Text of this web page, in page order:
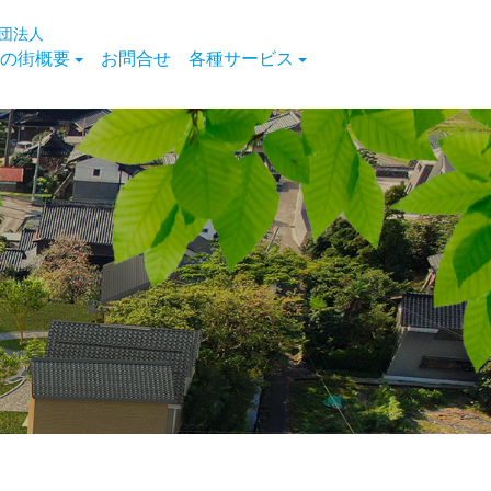
法人
街概要 お問合せ 各種サービス